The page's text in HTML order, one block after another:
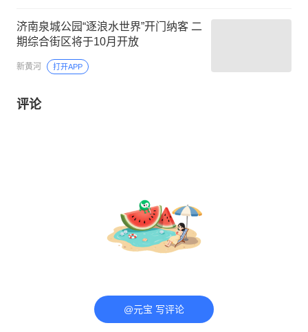
济南泉城公园“逐浪水世界”开门纳客 二
期综合街区将于10月开放
新黄河 打开APP
评论
@元宝 写评论